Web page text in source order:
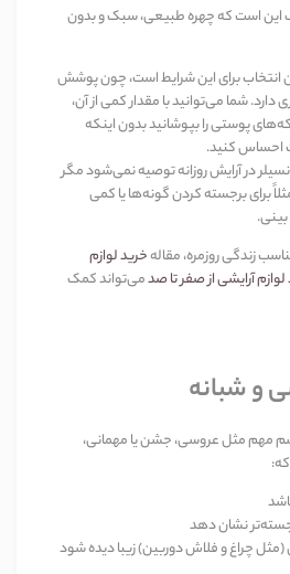
این است که چهره طبیعی، سبک و بدون
انتخاب برای این شرایط است، چون پوشش
شما می‌توانید با مقدار کمی از آن،
پوستی را بپوشانید بدون اینکه
احساس کنید.
در آرایش روزانه توصیه نمی‌شود مگر
برای برجسته کردن گونه‌ها یا کمی
.
زندگی روزمره، مقالهخرید لوازم
آرایشی از صفر تا صدمی‌تواند کمک
و شبانه
مهم مثل عروسی، جشن یا مهمانی،
:
نشان دهد
چراغ و فلاش دوربین) زیبا دیده شود